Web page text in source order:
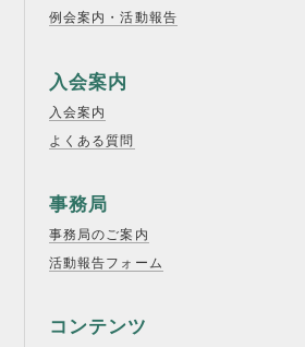
例会案内・活動報告
入会案内
入会案内
よくある質問
事務局
事務局のご案内
活動報告フォーム
コンテンツ